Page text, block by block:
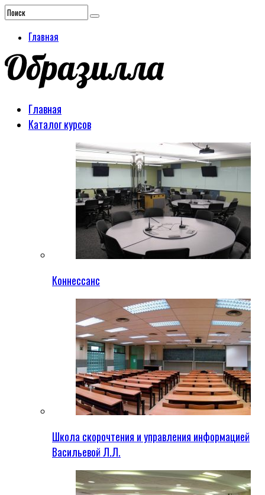
Главная
Главная
Каталог курсов
Коннессанс
Школа скорочтения и управления информацией
Васильевой Л.Л.